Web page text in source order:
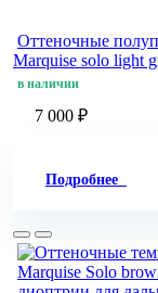
Оттеночные
Marquise solo light
в наличии
7 000 ₽
Подробнее